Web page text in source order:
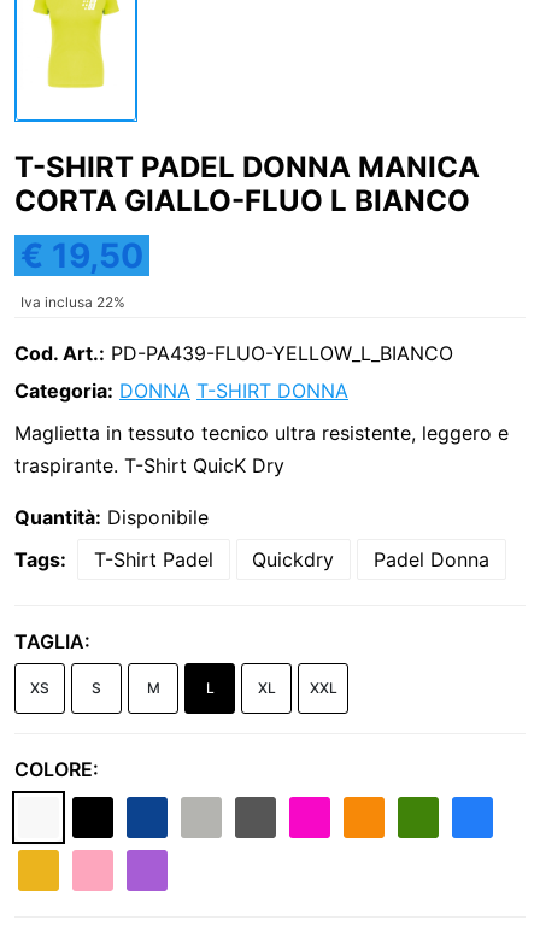
T-SHIRT PADEL DONNA MANICA
CORTA GIALLO-FLUO L BIANCO
€ 19,50
Iva inclusa 22%
Cod. Art.: PD-PA439-FLUO-YELLOW_L_BIANCO
Categoria: DONNA T-SHIRT DONNA
Maglietta in tessuto tecnico ultra resistente, leggero e
traspirante. T-Shirt QuicK Dry
Quantità: Disponibile
Tags:
T-Shirt Padel Quickdry Padel Donna
TAGLIA:
XS S M L XL XXL
COLORE: